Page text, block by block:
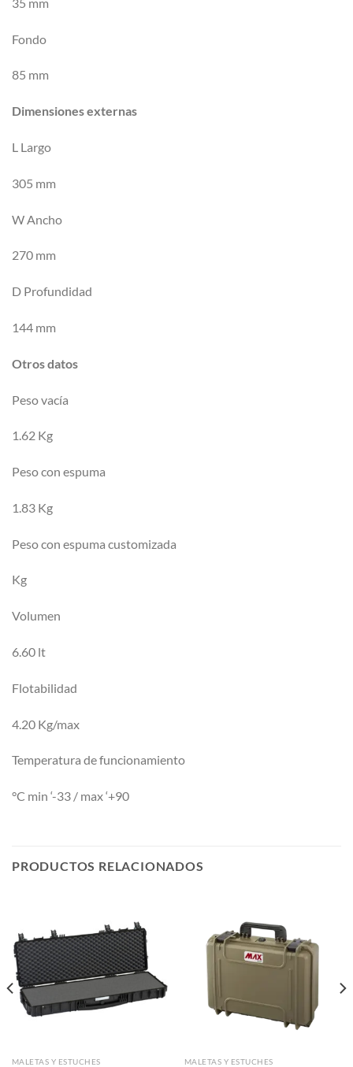
Fondo
85 mm
Dimensiones externas
L Largo
305 mm
W Ancho
270 mm
D Profundidad
144 mm
Otros datos
Peso vacía
1.62 Kg
Peso con espuma
1.83 Kg
Peso con espuma customizada
Kg
Volumen
6.60 lt
Flotabilidad
4.20 Kg/max
Temperatura de funcionamiento
°C min ‘-33 / max ‘+90
PRODUCTOS RELACIONADOS
MALETAS Y ESTUCHES MALETAS Y ESTUCHES